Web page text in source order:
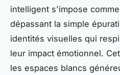
intelligent s'impose
dépassant la simple
identités visuelles qui
leur impact émotionnel.
les espaces blancs